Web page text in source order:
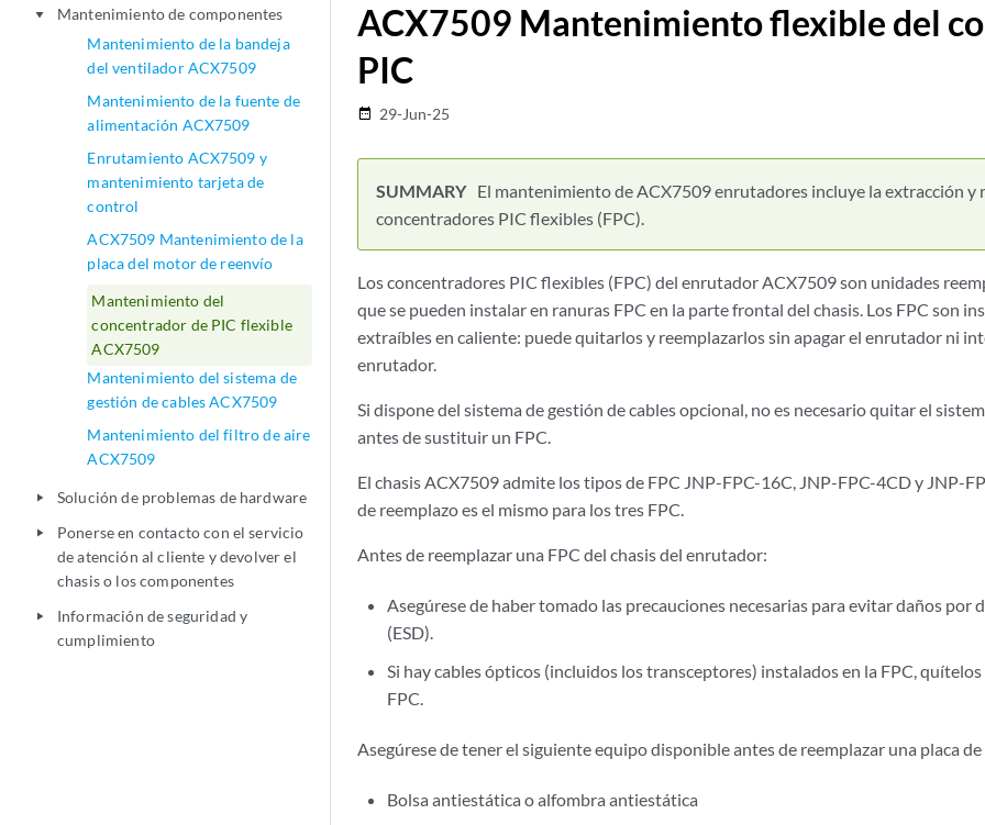
play_arrow
Mantenimiento de componentes
Mantenimiento de la bandeja
del ventilador ACX7509
Mantenimiento de la fuente de
alimentación ACX7509
Enrutamiento ACX7509 y
mantenimiento tarjeta de
control
ACX7509 Mantenimiento de la
placa del motor de reenvío
Mantenimiento del
concentrador de PIC flexible
ACX7509
Mantenimiento del sistema de
gestión de cables ACX7509
Mantenimiento del filtro de aire
ACX7509
play_arrow Solución de problemas de hardware
play_arrow
Ponerse en contacto con el servicio
de atención al cliente y devolver el
chasis o los componentes
play_arrow
Información de seguridad y
cumplimiento
ACX7509 Mantenimiento flexible del
PIC
date_range 29-Jun-25
El mantenimiento de ACX7509 enrutadores incluye la extracción y
concentradores PIC flexibles (FPC).
Los concentradores PIC flexibles (FPC) del enrutador ACX7509 son unidades
que se pueden instalar en ranuras FPC en la parte frontal del chasis. Los FPC son
extraíbles en caliente: puede quitarlos y reemplazarlos sin apagar el enrutador ni
enrutador.
Si dispone del sistema de gestión de cables opcional, no es necesario quitar el
antes de sustituir un FPC.
El chasis ACX7509 admite los tipos de FPC JNP-FPC-16C, JNP-FPC-4CD y JNP-
de reemplazo es el mismo para los tres FPC.
Antes de reemplazar una FPC del chasis del enrutador:
Asegúrese de haber tomado las precauciones necesarias para evitar daños por
(ESD).
Si hay cables ópticos (incluidos los transceptores) instalados en la FPC,
FPC.
Asegúrese de tener el siguiente equipo disponible antes de reemplazar una placa
Bolsa antiestática o alfombra antiestática